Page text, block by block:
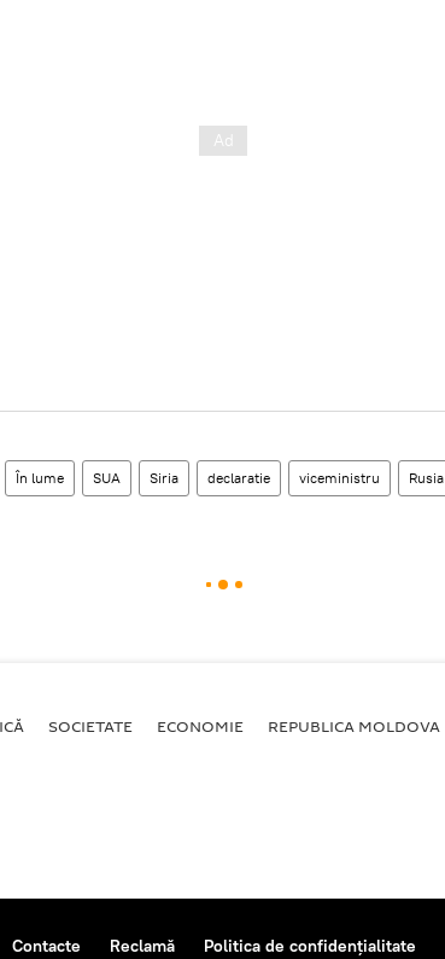
În lume SUA Siria declaratie viceministru Rusia
SOCIETATE ECONOMIE REPUBLICA MOLDOVA
Contacte Reclamă Politica de confidențialitate